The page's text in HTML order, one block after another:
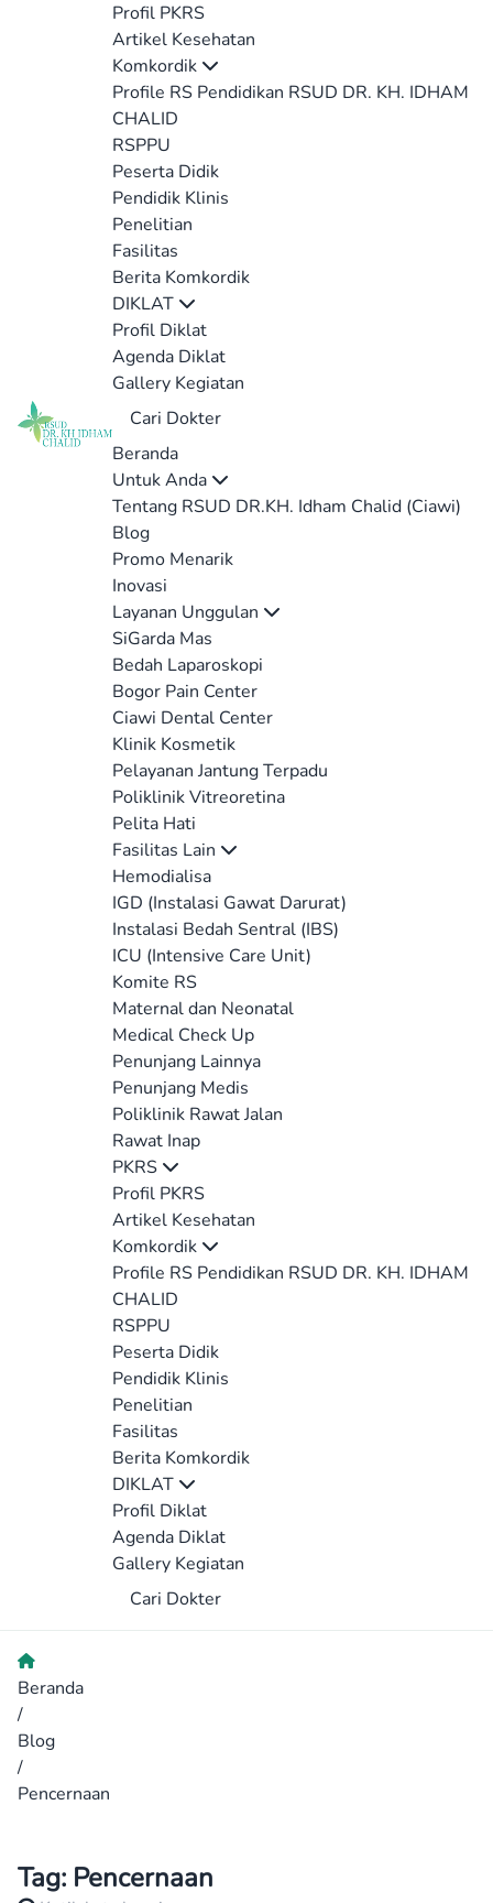
Profil PKRS
Artikel Kesehatan
Komkordik
Profile RS Pendidikan RSUD DR. KH. IDHAM
CHALID
RSPPU
Peserta Didik
Pendidik Klinis
Penelitian
Fasilitas
Berita Komkordik
DIKLAT
Profil Diklat
Agenda Diklat
Gallery Kegiatan
Cari Dokter
Beranda
Untuk Anda
Tentang RSUD DR.KH. Idham Chalid (Ciawi)
Blog
Promo Menarik
Inovasi
Layanan Unggulan
SiGarda Mas
Bedah Laparoskopi
Bogor Pain Center
Ciawi Dental Center
Klinik Kosmetik
Pelayanan Jantung Terpadu
Poliklinik Vitreoretina
Pelita Hati
Fasilitas Lain
Hemodialisa
IGD (Instalasi Gawat Darurat)
Instalasi Bedah Sentral (IBS)
ICU (Intensive Care Unit)
Komite RS
Maternal dan Neonatal
Medical Check Up
Penunjang Lainnya
Penunjang Medis
Poliklinik Rawat Jalan
Rawat Inap
PKRS
Profil PKRS
Artikel Kesehatan
Komkordik
Profile RS Pendidikan RSUD DR. KH. IDHAM
CHALID
RSPPU
Peserta Didik
Pendidik Klinis
Penelitian
Fasilitas
Berita Komkordik
DIKLAT
Profil Diklat
Agenda Diklat
Gallery Kegiatan
Cari Dokter
Beranda
/
Blog
/
Pencernaan
Tag: Pencernaan